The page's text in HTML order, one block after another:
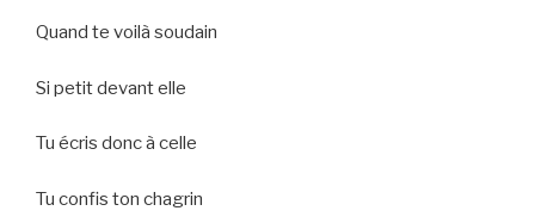
Quand te voilà soudain
Si petit devant elle
Tu écris donc à celle
Tu confis ton chagrin